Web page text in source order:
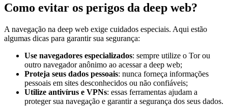
Como evitar os perigos da deep web?
A navegação na deep web exige cuidados especiais. Aqui estão
algumas dicas para garantir sua segurança:
Use navegadores especializados: sempre utilize o Tor ou
outro navegador anônimo ao acessar a deep web;
Proteja seus dados pessoais: nunca forneça informações
pessoais em sites desconhecidos ou não confiáveis;
Utilize antivírus e VPNs: essas ferramentas ajudam a
proteger sua navegação e garantir a segurança dos seus dados.